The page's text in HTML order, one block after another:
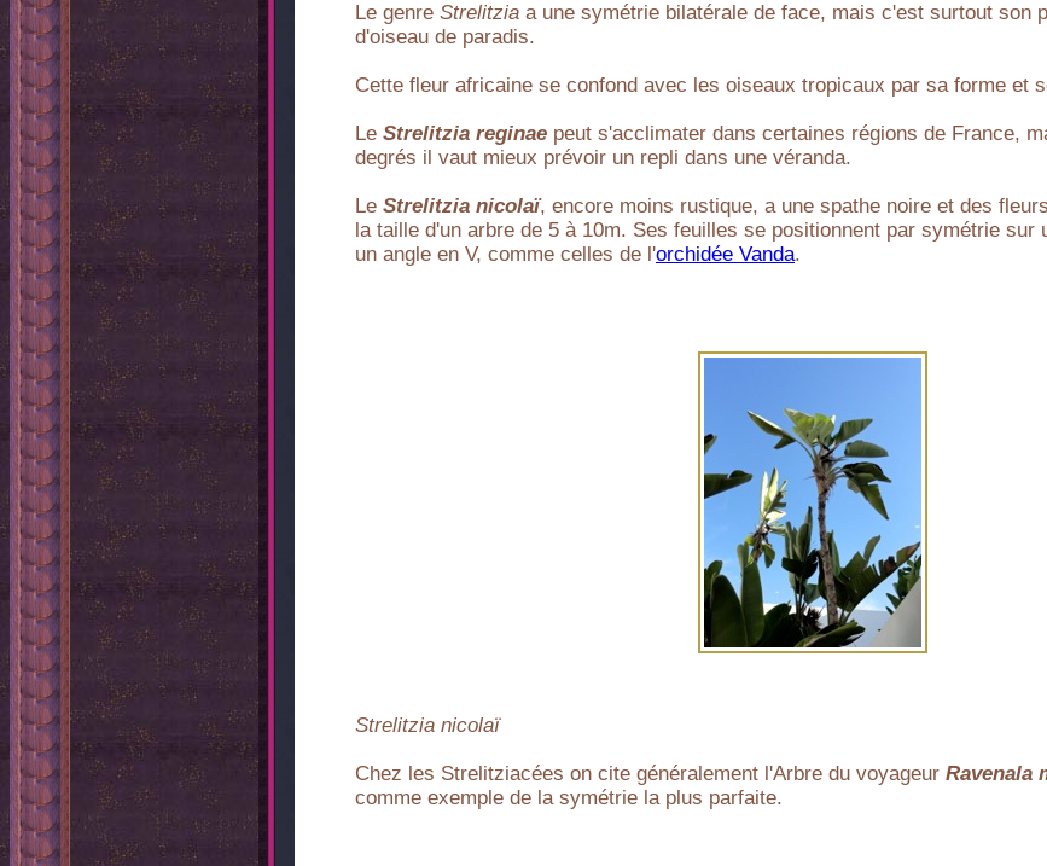
Le genre Strelitzia a une symétrie bilatérale de face, mais c'est surtout son
d'oiseau de paradis.
Cette fleur africaine se confond avec les oiseaux tropicaux par sa forme et
Le Strelitzia reginae peut s'acclimater dans certaines régions de France,
degrés il vaut mieux prévoir un repli dans une véranda.
Le Strelitzia nicolaï, encore moins rustique, a une spathe noire et des
la taille d'un arbre de 5 à 10m. Ses feuilles se positionnent par symétrie sur
un angle en V, comme celles de l'orchidée Vanda.
Strelitzia nicolaï
Chez les Strelitziacées on cite généralement l'Arbre du voyageur Ravenala
comme exemple de la symétrie la plus parfaite.